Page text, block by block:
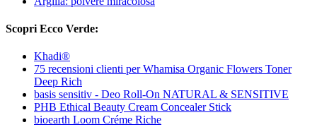
Scopri Ecco Verde:
Khadi®
75 recensioni clienti per Whamisa Organic Flowers Toner
Deep Rich
basis sensitiv - Deo Roll-On NATURAL & SENSITIVE
PHB Ethical Beauty Cream Concealer Stick
bioearth Loom Créme Riche